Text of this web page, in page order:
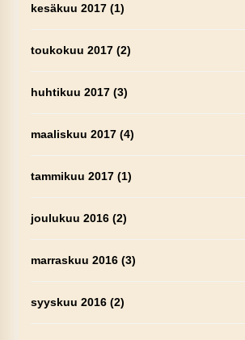
kesäkuu 2017(1)
toukokuu 2017(2)
huhtikuu 2017(3)
maaliskuu 2017(4)
tammikuu 2017(1)
joulukuu 2016(2)
marraskuu 2016(3)
syyskuu 2016(2)